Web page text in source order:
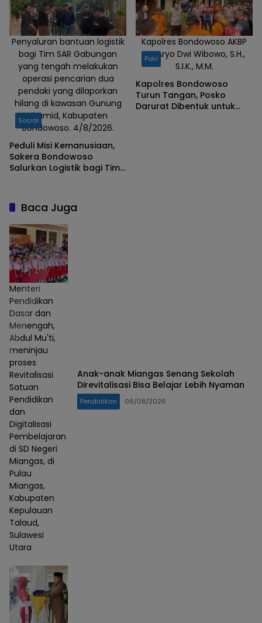
Penyaluran bantuan logistik
bagi Tim SAR Gabungan
yang tengah melakukan
operasi pencarian dua
pendaki yang dilaporkan
hilang di kawasan Gunung
Piramid, Kabupaten
Bondowoso. 4/8/2026.
Sosial
Peduli Misi Kemanusiaan,
Sakera Bondowoso
Salurkan Logistik bagi Tim
Kapolres Bondowoso AKBP
Dr. Aryo Dwi Wibowo, S.H.,
S.I.K., M.M.
Polri
Kapolres Bondowoso
Turun Tangan, Posko
Darurat Dibentuk untuk
Baca Juga
Menteri
Pendidikan
Dasar dan
Menengah,
Abdul Mu'ti,
meninjau
proses
Revitalisasi
Satuan
Pendidikan
dan
Digitalisasi
Pembelajaran
di SD Negeri
Miangas, di
Pulau
Miangas,
Kabupaten
Kepulauan
Talaud,
Sulawesi
Utara
Anak-anak Miangas Senang Sekolah
Direvitalisasi Bisa Belajar Lebih Nyaman
Pendidikan 06/08/2026